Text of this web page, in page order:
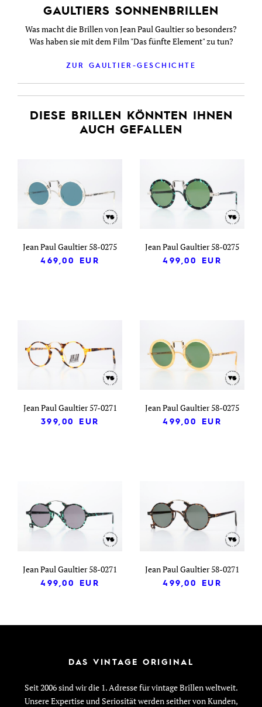
GAULTIERS SONNENBRILLEN
Was macht die Brillen von Jean Paul Gaultier so besonders?
Was haben sie mit dem Film "Das fünfte Element" zu tun?
ZUR GAULTIER-GESCHICHTE
DIESE BRILLEN KÖNNTEN IHNEN
AUCH GEFALLEN
Jean Paul Gaultier 58-0275
469,00
EUR
Jean Paul Gaultier 58-0275
499,00
EUR
Jean Paul Gaultier 57-0271
399,00
EUR
Jean Paul Gaultier 58-0275
499,00
EUR
Jean Paul Gaultier 58-0271
499,00
EUR
Jean Paul Gaultier 58-0271
499,00
EUR
DAS VINTAGE ORIGINAL
Seit 2006 sind wir die 1. Adresse für vintage Brillen weltweit.
Unsere Expertise und Seriosität werden seither von Kunden,